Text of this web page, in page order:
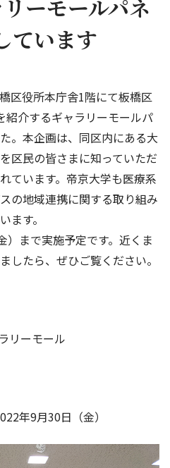
ーモールパネ
ています
区役所本庁舎1階にて板橋区
紹介するギャラリーモールパ
。本企画は、同区内にある大
区民の皆さまに知っていただ
ています。帝京大学も医療系
の地域連携に関する取り組み
ます。
）まで実施予定です。近くま
したら、ぜひご覧ください。
リーモール
年9月30日（金）